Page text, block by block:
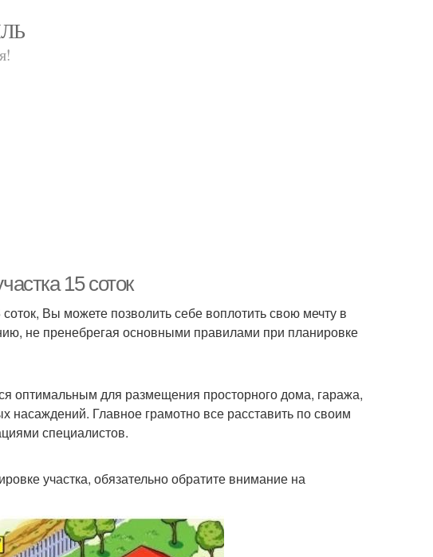
15 соток
Вы можете позволить себе воплотить свою мечту в
не пренебрегая основными правилами при планировке
оптимальным для размещения просторного дома, гаража,
насаждений. Главное грамотно все расставить по своим
специалистов.
участка, обязательно обратите внимание на